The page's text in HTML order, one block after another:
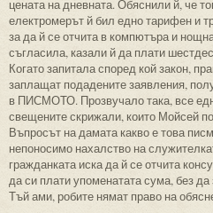
цената на дневната. Обяснили й, че
електромерът й бил едно тарифен и
за да й се отчита в компютъра и
съгласила, казали й да плати
Когато запитала според кой закон,
заплащат подадените заявления,
в ПИСМОТО. Прозвучало така, все
свещените скрижали, които Мойсей
Въпросът на дамата какво е това
непоносимо нахалство на
гражданката иска да й се отчита
да си плати упоменатата сума, без
Тъй ами, робите нямат право на